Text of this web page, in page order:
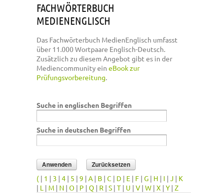
FACHWÖRTERBUCH
MEDIENENGLISCH
Das Fachwörterbuch MedienEnglisch umfasst
über 11.000 Wortpaare Englisch-Deutsch.
Zusätzlich zu diesem Angebot gibt es in der
Mediencommunity ein eBook zur
Prüfungsvorbereitung.
Suche in englischen Begriffen
Suche in deutschen Begriffen
( | 1 | 3 | 4 | 5 | 9 | A | B | C | D | E | F | G | H | I | J | K
| L | M | N | O | P | Q | R | S | T | U | V | W | X | Y | Z